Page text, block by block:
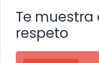
Te
respeto